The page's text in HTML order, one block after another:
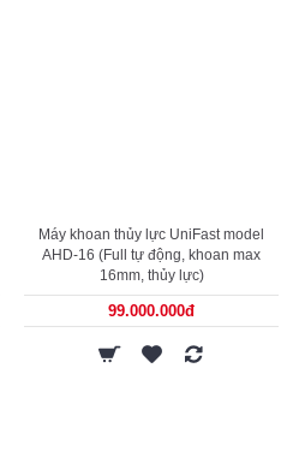
Máy khoan thủy lực UniFast model
AHD-16 (Full tự động, khoan max
16mm, thủy lực)
99.000.000đ